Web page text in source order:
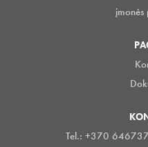
įmonės
Tel.: +370